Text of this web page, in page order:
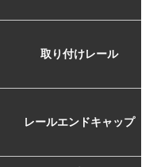
取り付けレール
レールエンドキャップ